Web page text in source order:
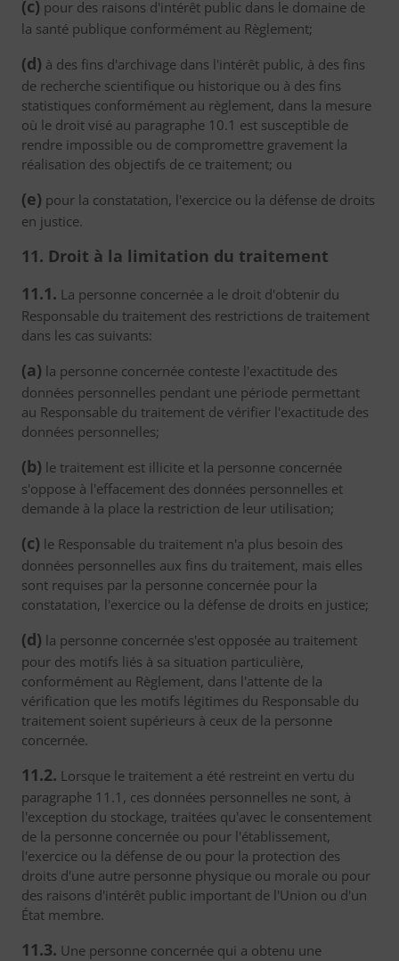
(c) pour des raisons d'intérêt public dans le domaine de
la santé publique conformément au Règlement;
(d) à des fins d'archivage dans l'intérêt public, à des fins
de recherche scientifique ou historique ou à des fins
statistiques conformément au règlement, dans la mesure
où le droit visé au paragraphe 10.1 est susceptible de
rendre impossible ou de compromettre gravement la
réalisation des objectifs de ce traitement; ou
(e) pour la constatation, l'exercice ou la défense de droits
en justice.
11. Droit à la limitation du traitement
11.1. La personne concernée a le droit d'obtenir du
Responsable du traitement des restrictions de traitement
dans les cas suivants:
(a) la personne concernée conteste l'exactitude des
données personnelles pendant une période permettant
au Responsable du traitement de vérifier l'exactitude des
données personnelles;
(b) le traitement est illicite et la personne concernée
s'oppose à l'effacement des données personnelles et
demande à la place la restriction de leur utilisation;
(c) le Responsable du traitement n'a plus besoin des
données personnelles aux fins du traitement, mais elles
sont requises par la personne concernée pour la
constatation, l'exercice ou la défense de droits en justice;
(d) la personne concernée s'est opposée au traitement
pour des motifs liés à sa situation particulière,
conformément au Règlement, dans l'attente de la
vérification que les motifs légitimes du Responsable du
traitement soient supérieurs à ceux de la personne
concernée.
11.2. Lorsque le traitement a été restreint en vertu du
paragraphe 11.1, ces données personnelles ne sont, à
l'exception du stockage, traitées qu'avec le consentement
de la personne concernée ou pour l'établissement,
l'exercice ou la défense de ou pour la protection des
droits d'une autre personne physique ou morale ou pour
des raisons d'intérêt public important de l'Union ou d'un
État membre.
11.3. Une personne concernée qui a obtenu une